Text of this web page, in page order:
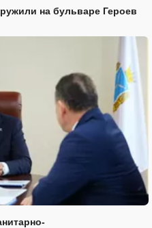
на бульваре Героев